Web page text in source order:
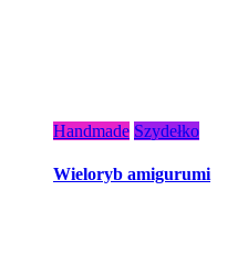
Handmade Szydełko
Wieloryb amigurumi